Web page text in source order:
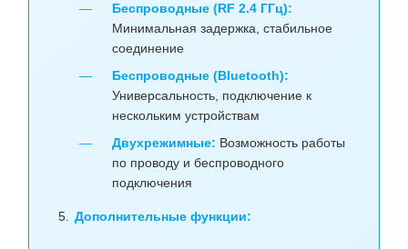
Беспроводные (RF 2.4 ГГц):
Минимальная задержка, стабильное
соединение
Беспроводные (Bluetooth):
Универсальность, подключение к
нескольким устройствам
Двухрежимные: Возможность работы
по проводу и беспроводного
подключения
Дополнительные функции: